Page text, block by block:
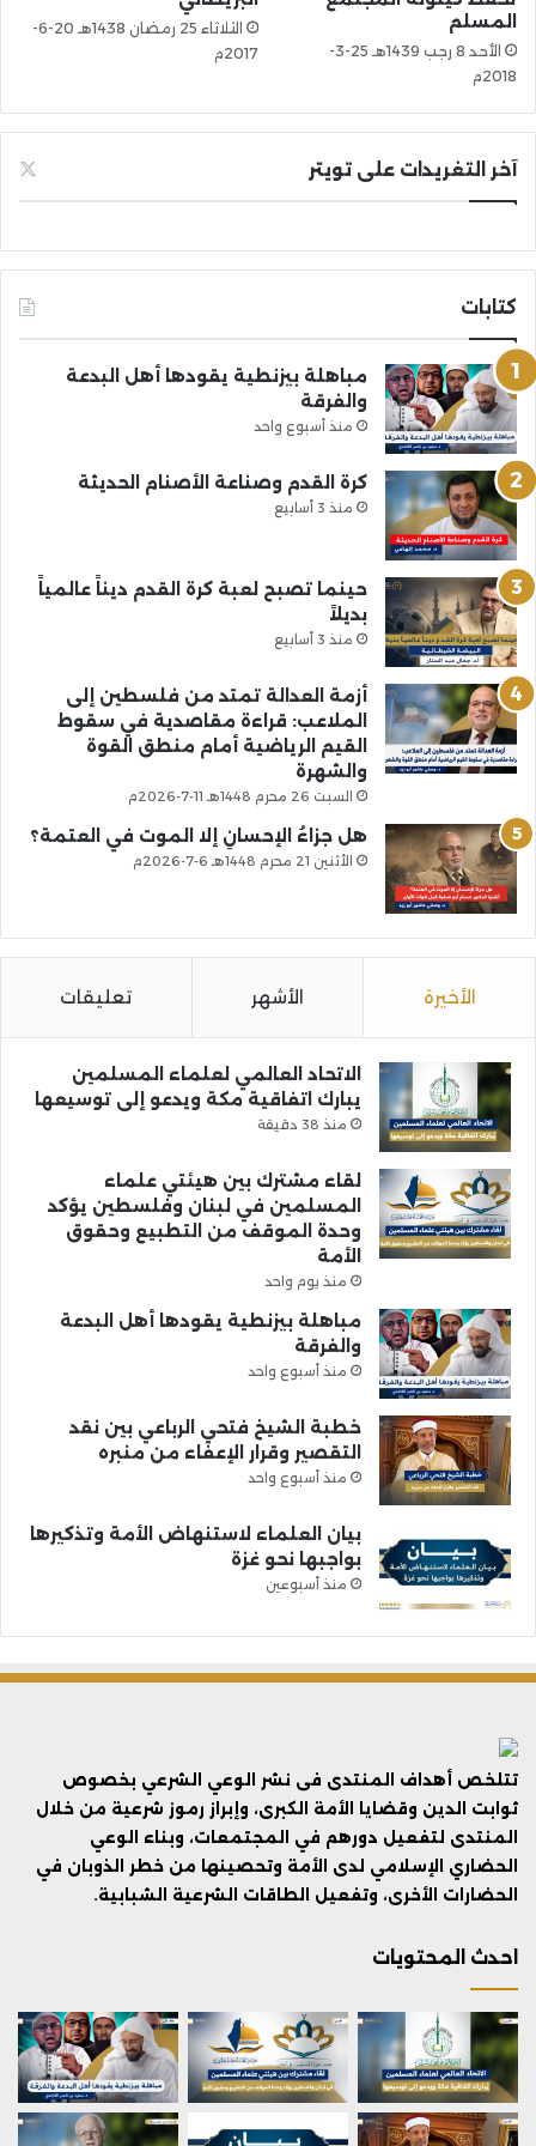
المسلم
الأحد 8 رجب 1439هـ 25-3-
2018م
الثلاثاء 25 رمضان 1438هـ 20-6-
2017م
آخر التغريدات على تويتر
كتابات
مباهلة بيزنطية يقودها أهل البدعة
والفرقة
منذ أسبوع واحد
كرة القدم وصناعة الأصنام الحديثة
منذ 3 أسابيع
حينما تصبح لعبة كرة القدم ديناً عالمياً
بديلاً
منذ 3 أسابيع
أزمة العدالة تمتد من فلسطين إلى
الملاعب: قراءة مقاصدية في سقوط
القيم الرياضية أمام منطق القوة
والشهرة
السبت 26 محرم 1448هـ 11-7-2026م
هل جزاءُ الإحسانِ إلا الموت في العتمة؟
الأثنين 21 محرم 1448هـ 6-7-2026م
الأخيرة الأشهر تعليقات
الاتحاد العالمي لعلماء المسلمين
يبارك اتفاقية مكة ويدعو إلى توسيعها
منذ 38 دقيقة
لقاء مشترك بين هيئتي علماء
المسلمين في لبنان وفلسطين يؤكد
وحدة الموقف من التطبيع وحقوق
الأمة
منذ يوم واحد
مباهلة بيزنطية يقودها أهل البدعة
والفرقة
منذ أسبوع واحد
خطبة الشيخ فتحي الرباعي بين نقد
التقصير وقرار الإعفاء من منبره
منذ أسبوع واحد
بيان العلماء لاستنهاض الأمة وتذكيرها
بواجبها نحو غزة
منذ أسبوعين
تتلخص أهداف المنتدى فى نشر الوعي الشرعي بخصوص
ثوابت الدين وقضايا الأمة الكبرى، وإبراز رموز شرعية من خلال
المنتدى لتفعيل دورهم في المجتمعات، وبناء الوعي
الحضاري الإسلامي لدى الأمة وتحصينها من خطر الذوبان في
الحضارات الأخرى، وتفعيل الطاقات الشرعية الشبابية.
احدث المحتويات